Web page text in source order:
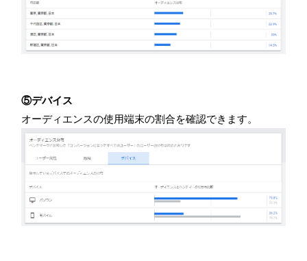
⑤デバイス
オーディエンスの使用端末の割合を確認できます。